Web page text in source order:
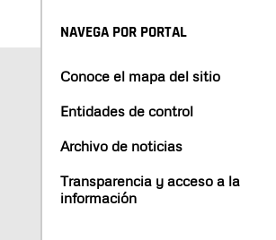
NAVEGA POR PORTAL
Conoce el mapa del sitio
Entidades de control
Archivo de noticias
Transparencia y acceso a la
información